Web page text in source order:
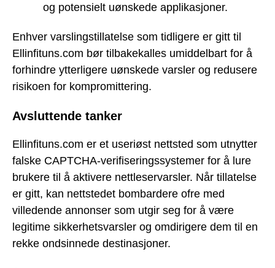
og potensielt uønskede applikasjoner.
Enhver varslingstillatelse som tidligere er gitt til
Ellinfituns.com bør tilbakekalles umiddelbart for å
forhindre ytterligere uønskede varsler og redusere
risikoen for kompromittering.
Avsluttende tanker
Ellinfituns.com er et useriøst nettsted som utnytter
falske CAPTCHA-verifiseringssystemer for å lure
brukere til å aktivere nettleservarsler. Når tillatelse
er gitt, kan nettstedet bombardere ofre med
villedende annonser som utgir seg for å være
legitime sikkerhetsvarsler og omdirigere dem til en
rekke ondsinnede destinasjoner.